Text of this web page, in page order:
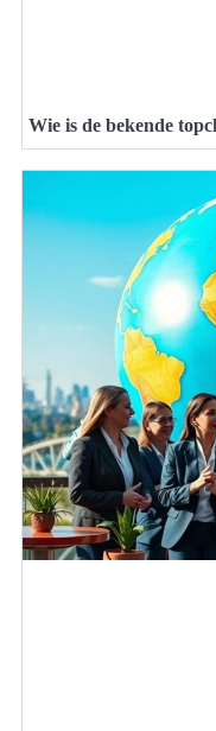
Wie is de bekende